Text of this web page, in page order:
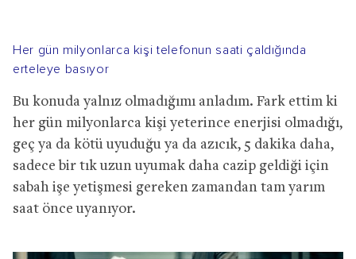
Her gün milyonlarca kişi telefonun saati çaldığında
erteleye basıyor
Bu konuda yalnız olmadığımı anladım. Fark ettim ki
her gün milyonlarca kişi yeterince enerjisi olmadığı,
geç ya da kötü uyuduğu ya da azıcık, 5 dakika daha,
sadece bir tık uzun uyumak daha cazip geldiği için
sabah işe yetişmesi gereken zamandan tam yarım
saat önce uyanıyor.